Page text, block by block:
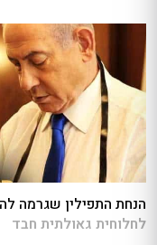
הנחת התפילין שגרמה
לחלוחית גאולתית חבד